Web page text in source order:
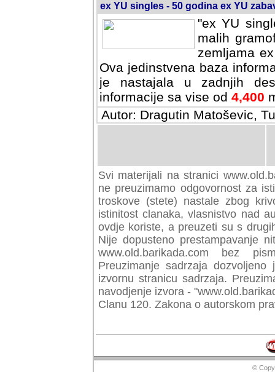
ex YU singles - 50 godina ex YU
"ex YU
malih
zemljama
Ova jedinstvena baza
je nastajala u zadnjih
informacije sa vise od 4,400
Autor: Dragutin Matoševic,
Svi materijali na stranici
preuzimamo odgovornost za
troskove (stete) nastale zbog
istinitost clanaka, vlasnistvo nad
ovdje koriste, a preuzeti su s
Nije dopusteno prestampavanje
www.old.barikada.com bez
Preuzimanje sadrzaja
izvornu stranicu sadrzaja.
navodjenje izvora -
Clanu 120. Zakona o autorskom
©